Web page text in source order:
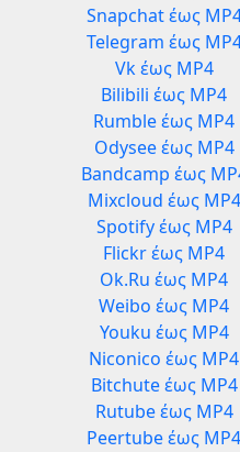
Snapchat έως
Telegram έως
Vk έως MP4
Bilibili έως MP4
Rumble έως MP4
Odysee έως MP4
Bandcamp έως
Mixcloud έως MP4
Spotify έως MP4
Flickr έως MP4
Ok.Ru έως MP4
Weibo έως MP4
Youku έως MP4
Niconico έως MP4
Bitchute έως MP4
Rutube έως MP4
Peertube έως MP4